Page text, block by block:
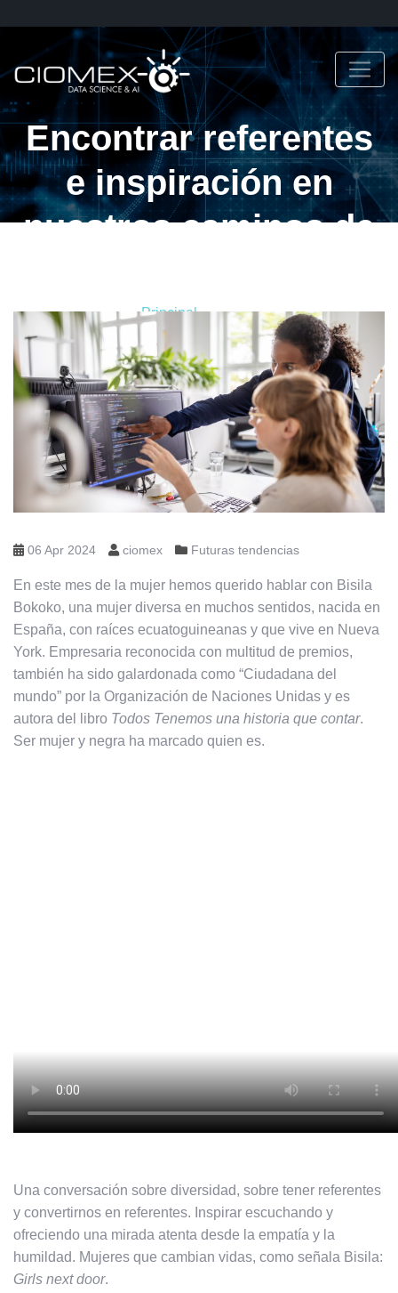
Encontrar referentes
e inspiración en
nuestros caminos de
Principal
Blog
Encontrar referentes e inspiración en nuestros
caminos de aprendizaje
06 Apr 2024 ciomex Futuras tendencias
En este mes de la mujer hemos querido hablar con Bisila
Bokoko, una mujer diversa en muchos sentidos, nacida en
España, con raíces ecuatoguineanas y que vive en Nueva
York. Empresaria reconocida con multitud de premios,
también ha sido galardonada como “Ciudadana del
mundo” por la Organización de Naciones Unidas y es
autora del libro Todos Tenemos una historia que contar.
Ser mujer y negra ha marcado quien es.
Una conversación sobre diversidad, sobre tener referentes
y convertirnos en referentes. Inspirar escuchando y
ofreciendo una mirada atenta desde la empatía y la
humildad. Mujeres que cambian vidas, como señala Bisila:
Girls next door.